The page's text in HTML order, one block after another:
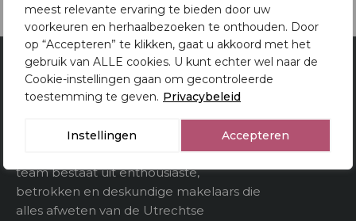
meest relevante ervaring te bieden door uw
voorkeuren en herhaalbezoeken te onthouden. Door
op “Accepteren” te klikken, gaat u akkoord met het
gebruik van ALLE cookies. U kunt echter wel naar de
Cookie-instellingen gaan om gecontroleerde
toestemming te geven. Privacybeleid
Instellingen Accepteren
kenmerken
Inhoud 379 m 3
Aantal kamers
Aantal verdiepeingen
Van Doorn Makelaardij
Utrecht
Al 80 jaar is Van Doorn Makelaardij een
begrip in Utrecht en omstreken. Ons
team bestaat uit enthousiaste,
betrokken en deskundige makelaars die
alles afweten van de Utrechtse